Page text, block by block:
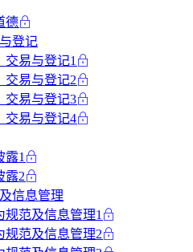
德
登记
交易与登记1
交易与登记2
交易与登记3
交易与登记4
露1
露2
信息管理
规范及信息管理1
规范及信息管理2